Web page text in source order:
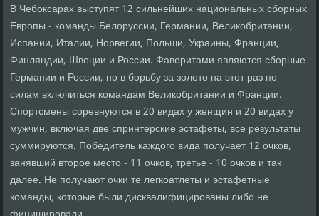
В Чебоксарах выступят 12 сильнейших национальных сборных
Европы - команды Белоруссии, Германии, Великобритании,
Испании, Италии, Норвегии, Польши, Украины, Франции,
Финляндии, Швеции и России. Фаворитами являются сборные
Германии и России, но в борьбу за золото на этот раз по
силам включиться командам Великобритании и Франции.
Спортсмены соревнуются в 20 видах у женщин и 20 видах у
мужчин, включая две спринтерские эстафеты, все результаты
суммируются. Победитель каждого вида получает 12 очков,
занявший второе место - 11 очков, третье - 10 очков и так
далее. Не получают очки те легкоатлеты и эстафетные
команды, которые были дисквалифицированы либо не